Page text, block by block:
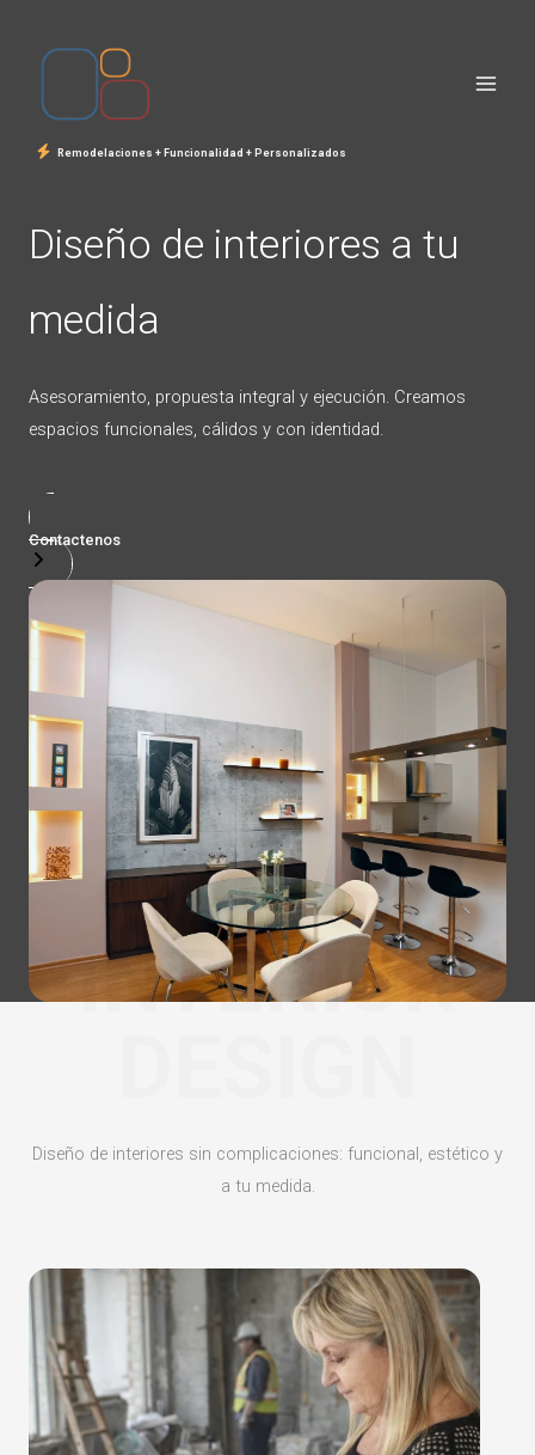
Remodelaciones + Funcionalidad + Personalizados
Diseño de interiores a tu
medida
Asesoramiento, propuesta integral y ejecución. Creamos
espacios funcionales, cálidos y con identidad.
Contactenos
INTERIOR
Diseño de interiores sin complicaciones: funcional, estético y
a tu medida.